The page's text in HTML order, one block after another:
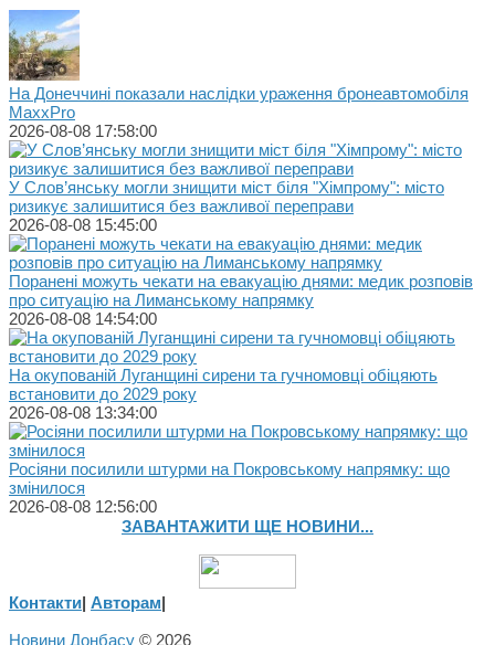
На Донеччині показали наслідки ураження бронеавтомобіля
MaxxPro
2026-08-08 17:58:00
У Слов’янську могли знищити міст біля "Хімпрому": місто
ризикує залишитися без важливої переправи
2026-08-08 15:45:00
Поранені можуть чекати на евакуацію днями: медик розповів
про ситуацію на Лиманському напрямку
2026-08-08 14:54:00
На окупованій Луганщині сирени та гучномовці обіцяють
встановити до 2029 року
2026-08-08 13:34:00
Росіяни посилили штурми на Покровському напрямку: що
змінилося
2026-08-08 12:56:00
ЗАВАНТАЖИТИ ЩЕ НОВИНИ...
Контакти| Авторам|
Новини Донбасу © 2026